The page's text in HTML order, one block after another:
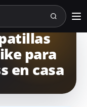
para
en casa